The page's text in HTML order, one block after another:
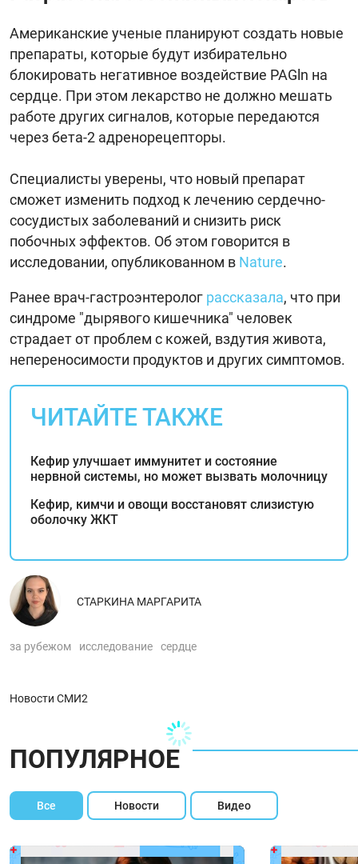
Американские ученые планируют создать новые
препараты, которые будут избирательно
блокировать негативное воздействие PAGln на
сердце. При этом лекарство не должно мешать
работе других сигналов, которые передаются
через бета-2 адренорецепторы.
Специалисты уверены, что новый препарат
сможет изменить подход к лечению сердечно-
сосудистых заболеваний и снизить риск
побочных эффектов. Об этом говорится в
исследовании, опубликованном в Nature.
Ранее врач-гастроэнтеролог рассказала, что при
синдроме "дырявого кишечника" человек
страдает от проблем с кожей, вздутия живота,
непереносимости продуктов и других симптомов.
ЧИТАЙТЕ ТАКЖЕ
Кефир улучшает иммунитет и состояние
нервной системы, но может вызвать молочницу
Кефир, кимчи и овощи восстановят слизистую
оболочку ЖКТ
СТАРКИНА МАРГАРИТА
за рубежом исследование сердце
Новости СМИ2
ПОПУЛЯРНОЕ
Все Новости Видео